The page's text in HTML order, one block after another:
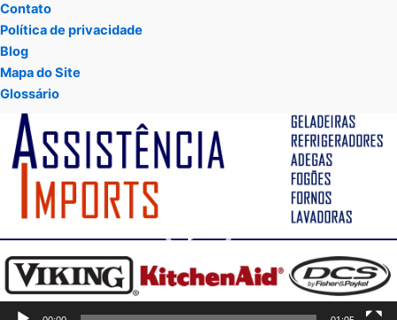
Contato
Política de privacidade
Blog
Mapa do Site
Glossário
Tocador
vídeo